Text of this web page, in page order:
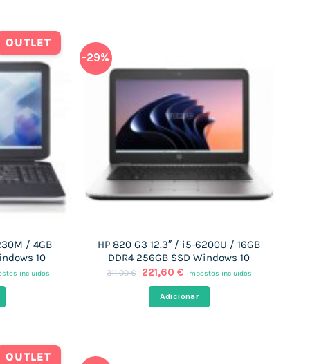
OUTLET
/ 4GB
10
incluídos
-29%
HP 820 G3 12.3″ / i5-6200U / 16GB
DDR4 256GB SSD Windows 10
311,00€
O
original
era:
221,60 €O
preço
atual
é:
impostos incluídos
Adicionar
OUTLET